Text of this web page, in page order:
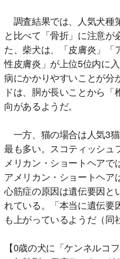
調査結果では、人気犬種
と比べて「骨折」に注意が
た、柴犬は、「皮膚炎」「
性皮膚炎」が上位5位内に
病にかかりやすいことが分
ドは、胴が長いことから
向があるようだ。
一方、猫の場合は人気3
最も多い。スコティッシュ
メリカン・ショートヘアで
アメリカン・ショートヘア
心筋症の原因は遺伝要因と
れている。「本当に遺伝要
も上がっているようだ（同
【0歳の犬に「ケンネルコフ